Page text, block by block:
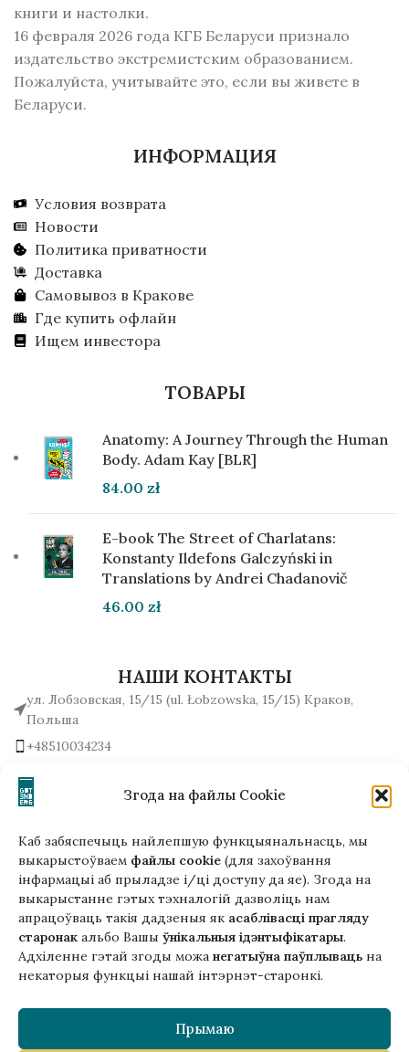
Згода на файлы Cookie
Каб забяспечыць найлепшую функцыянальнасць, мы
выкарыстоўваем файлы cookie (для захоўвання
інфармацыі аб прыладзе і/ці доступу да яе). Згода на
выкарыстанне гэтых тэхналогій дазволіць нам
апрацоўваць такія дадзеныя як асаблівасці прагляду
старонак альбо Вашы ўнікальныя ідэнтыфікатары.
Адхіленне гэтай згоды можа негатыўна паўплываць на
некаторыя функцыі нашай інтэрнэт-старонкі.
Прымаю
Гэтая версія сайта створана
ў рамках праекта ArtPower
з падтрымкай Еўрапейскага Саюзу
книги и настолки.
16 февраля 2026 года КГБ Беларуси признало
издательство экстремистским образованием.
Пожалуйста, учитывайте это, если вы живете в
Беларуси.
ИНФОРМАЦИЯ
Условия возврата
Новости
Политика приватности
Доставка
Самовывоз в Кракове
Где купить офлайн
Ищем инвестора
ТОВАРЫ
Anatomy: A Journey Through the Human
Body. Adam Kay [BLR]
84.00 zł
E-book The Street of Charlatans:
Konstanty Ildefons Galczyński in
Translations by Andrei Chadanovič
46.00 zł
НАШИ КОНТАКТЫ
ул. Лобзовская, 15/15 (ul. Łobzowska, 15/15) Краков,
Польша
+48510034234
Написать нам!